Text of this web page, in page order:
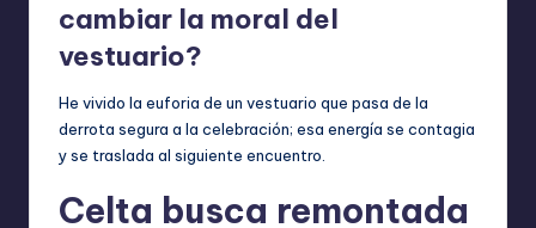
cambiar la moral del
vestuario?
He vivido la euforia de un vestuario que pasa de la
derrota segura a la celebración; esa energía se contagia
y se traslada al siguiente encuentro.
Celta busca remontada